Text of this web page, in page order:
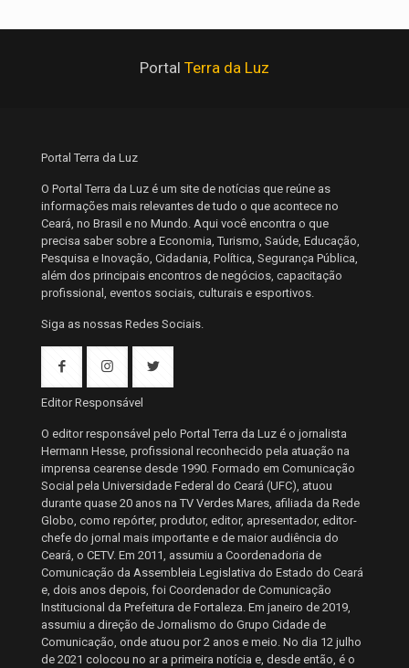
Portal Terra da Luz
Portal Terra da Luz
O Portal Terra da Luz é um site de notícias que reúne as
informações mais relevantes de tudo o que acontece no
Ceará, no Brasil e no Mundo. Aqui você encontra o que
precisa saber sobre a Economia, Turismo, Saúde, Educação,
Pesquisa e Inovação, Cidadania, Política, Segurança Pública,
além dos principais encontros de negócios, capacitação
profissional, eventos sociais, culturais e esportivos.
Siga as nossas Redes Sociais.
Editor Responsável
O editor responsável pelo Portal Terra da Luz é o jornalista
Hermann Hesse, profissional reconhecido pela atuação na
imprensa cearense desde 1990. Formado em Comunicação
Social pela Universidade Federal do Ceará (UFC), atuou
durante quase 20 anos na TV Verdes Mares, afiliada da Rede
Globo, como repórter, produtor, editor, apresentador, editor-
chefe do jornal mais importante e de maior audiência do
Ceará, o CETV. Em 2011, assumiu a Coordenadoria de
Comunicação da Assembleia Legislativa do Estado do Ceará
e, dois anos depois, foi Coordenador de Comunicação
Institucional da Prefeitura de Fortaleza. Em janeiro de 2019,
assumiu a direção de Jornalismo do Grupo Cidade de
Comunicação, onde atuou por 2 anos e meio. No dia 12 julho
de 2021 colocou no ar a primeira notícia e, desde então, é o